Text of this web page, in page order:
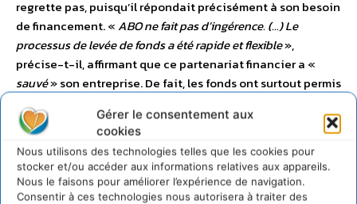
Gérer le consentement aux
cookies
Nous utilisons des technologies telles que les cookies pour
stocker et/ou accéder aux informations relatives aux appareils.
Nous le faisons pour améliorer l’expérience de navigation.
Consentir à ces technologies nous autorisera à traiter des
regrette pas, puisqu’il répondait précisément à son besoin
de financement. « ABO ne fait pas d’ingérence. (…) Le
processus de levée de fonds a été rapide et flexible»,
précise-t-il, affirmant que ce partenariat financier a «
sauvé» son entreprise. De fait, les fonds ont surtout permis
déploiement de ses nouvelles stations de recharge
rapides un peu partout en France. Mais cet exemple reste
assez rare dans le paysage français des entreprises
cotées, bien au-delà de la GreenTech.